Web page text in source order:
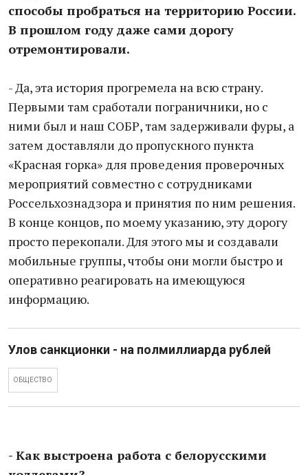
способы пробраться на территорию России.
В прошлом году даже сами дорогу
отремонтировали.
- Да, эта история прогремела на всю страну.
Первыми там сработали пограничники, но с
ними был и наш СОБР, там задерживали фуры, а
затем доставляли до пропускного пункта
«Красная горка» для проведения проверочных
мероприятий совместно с сотрудниками
Россельхознадзора и принятия по ним решения.
В конце концов, по моему указанию, эту дорогу
просто перекопали. Для этого мы и создавали
мобильные группы, чтобы они могли быстро и
оперативно реагировать на имеющуюся
информацию.
Улов санкционки - на полмиллиарда рублей
ОБЩЕСТВО
- Как выстроена работа с белорусскими